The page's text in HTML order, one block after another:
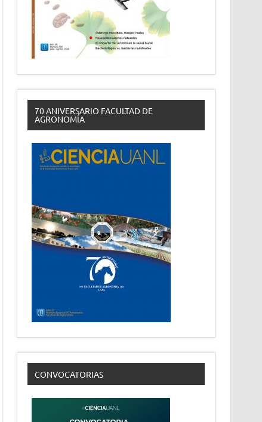
70 ANIVERSARIO FACULTAD DE
AGRONOMÍA
CONVOCATORIAS